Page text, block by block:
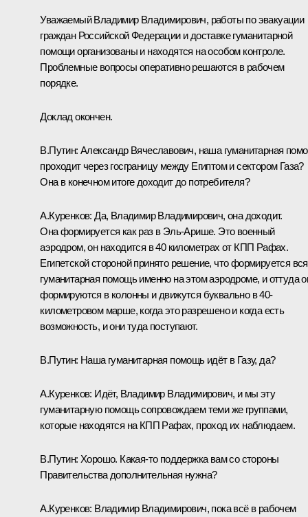
Уважаемый Владимир Владимирович, работы по эвакуации
граждан Российской Федерации и доставке гуманитарной
помощи организованы и находятся на особом контроле.
Проблемные вопросы оперативно решаются в рабочем
порядке.
Доклад окончен.
В.Путин: Александр Вячеславович, наша гуманитарная
проходит через госграницу между Египтом и сектором Газа?
Она в конечном итоге доходит до потребителя?
А.Куренков:Да, Владимир Владимирович, она доходит.
Она формируется как раз в Эль-Арише. Это военный
аэродром, он находится в 40 километрах от КПП Рафах.
Египетской стороной принято решение, что формируется вся
гуманитарная помощь именно на этом аэродроме, и оттуда
формируются в колонны и движутся буквально в 40-
километровом марше, когда это разрешено и когда есть
возможность, и они туда поступают.
В.Путин: Наша гуманитарная помощь идёт в Газу, да?
А.Куренков: Идёт, Владимир Владимирович, и мы эту
гуманитарную помощь сопровождаем теми же группами,
которые находятся на КПП Рафах, проход их наблюдаем.
В.Путин: Хорошо. Какая-то поддержка вам со стороны
Правительства дополнительная нужна?
А.Куренков: Владимир Владимирович, пока всё в рабочем